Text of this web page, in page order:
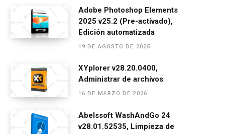
Adobe Photoshop Elements
2025 v25.2 (Pre-activado),
Edición automatizada
19 DE AGOSTO DE 2025
XYplorer v28.20.0400,
Administrar de archivos
16 DE MARZO DE 2026
Abelssoft WashAndGo 24
v28.01.52535, Limpieza de